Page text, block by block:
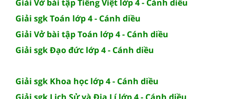
Giải Vở bài tập Tiếng Việt lớp 4 - Cánh diều
Giải sgk Toán lớp 4 - Cánh diều
Giải Vở bài tập Toán lớp 4 - Cánh diều
Giải sgk Đạo đức lớp 4 - Cánh diều
Giải sgk Khoa học lớp 4 - Cánh diều